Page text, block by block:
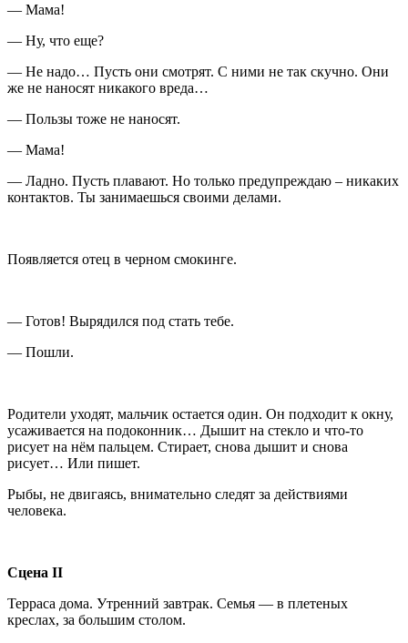
— Мама!
— Ну, что еще?
— Не надо… Пусть они смотрят. С ними не так скучно. Они
же не наносят никакого вреда…
— Пользы тоже не наносят.
— Мама!
— Ладно. Пусть плавают. Но только предупреждаю – никаких
контактов. Ты занимаешься своими делами.
Появляется отец в черном смокинге.
— Готов! Вырядился под стать тебе.
— Пошли.
Родители уходят, мальчик остается один. Он подходит к окну,
усаживается на подоконник… Дышит на стекло и что-то
рисует на нём пальцем. Стирает, снова дышит и снова
рисует… Или пишет.
Рыбы, не двигаясь, внимательно следят за действиями
человека.
Сцена II
Терраса дома. Утренний завтрак. Семья — в плетеных
креслах, за большим столом.